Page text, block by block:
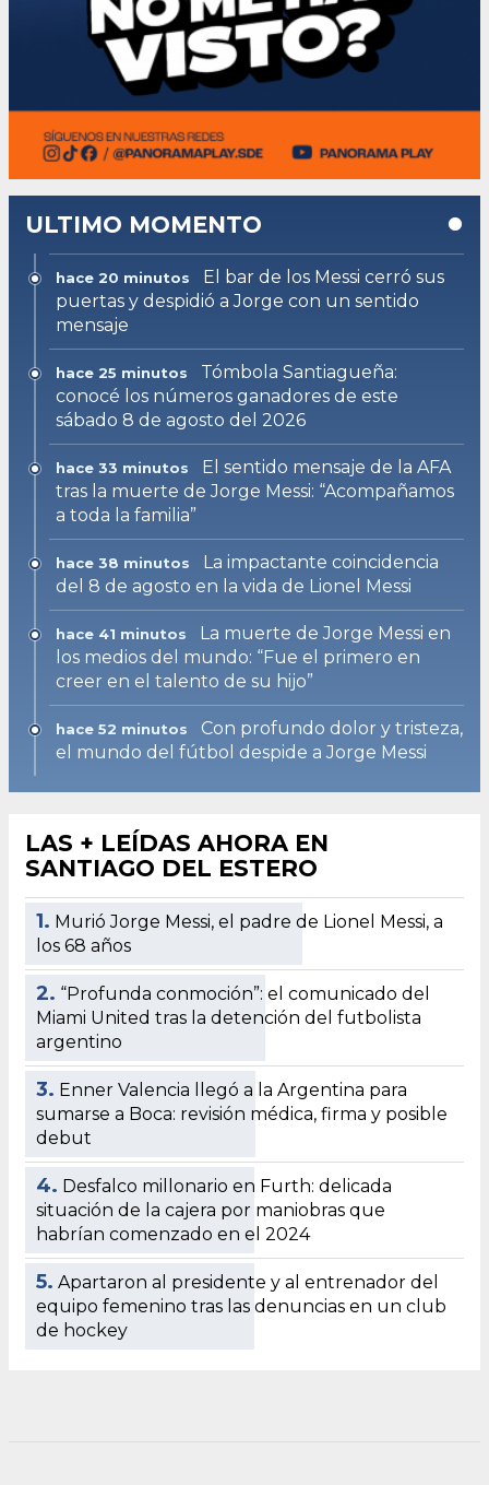
ULTIMO MOMENTO
hace 20 minutos
El bar de los Messi cerró sus
puertas y despidió a Jorge con un sentido
mensaje
hace 25 minutos
Tómbola Santiagueña:
conocé los números ganadores de este
sábado 8 de agosto del 2026
hace 33 minutos
El sentido mensaje de la AFA
tras la muerte de Jorge Messi: “Acompañamos
a toda la familia”
hace 38 minutos
La impactante coincidencia
del 8 de agosto en la vida de Lionel Messi
hace 41 minutos
La muerte de Jorge Messi en
los medios del mundo: “Fue el primero en
creer en el talento de su hijo”
hace 52 minutos
Con profundo dolor y tristeza,
el mundo del fútbol despide a Jorge Messi
LAS + LEÍDAS AHORA EN
SANTIAGO DEL ESTERO
1. Murió Jorge Messi, el padre de Lionel Messi, a
los 68 años
2. “Profunda conmoción”: el comunicado del
Miami United tras la detención del futbolista
argentino
3. Enner Valencia llegó a la Argentina para
sumarse a Boca: revisión médica, firma y posible
debut
4. Desfalco millonario en Furth: delicada
situación de la cajera por maniobras que
habrían comenzado en el 2024
5. Apartaron al presidente y al entrenador del
equipo femenino tras las denuncias en un club
de hockey